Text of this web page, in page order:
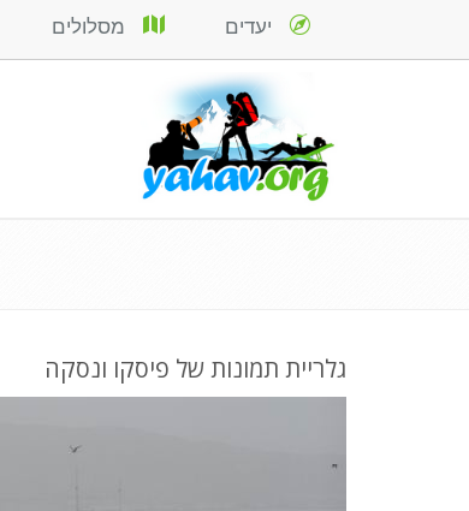
יעדים מסלולים
גלריית תמונות של פיסקו ונסקה